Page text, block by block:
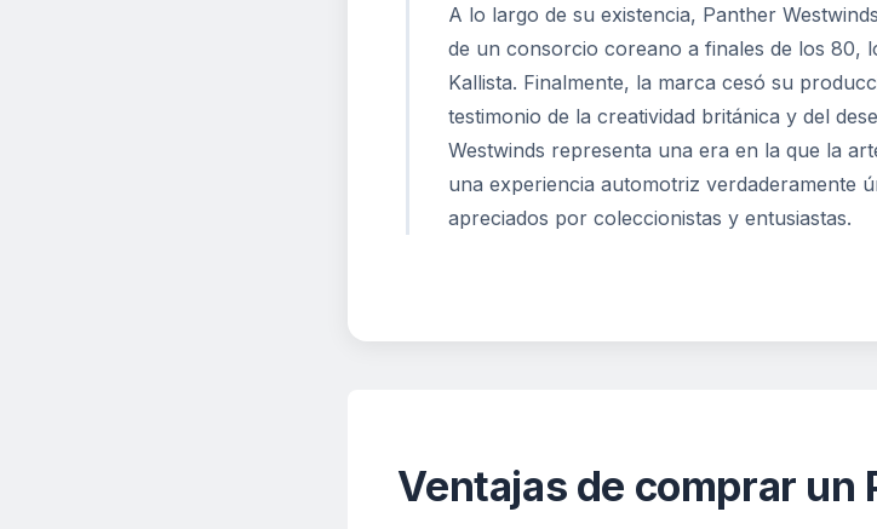
A lo largo de su existencia, Panther
de un consorcio coreano a finales de los 80,
Kallista. Finalmente, la marca cesó su
testimonio de la creatividad británica y del
Westwinds representa una era en la que la
una experiencia automotriz verdaderamente
apreciados por coleccionistas y entusiastas.
Ventajas de comprar un